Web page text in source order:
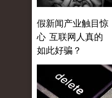
假新闻产业触目惊
心 互联网人真的
如此好骗？